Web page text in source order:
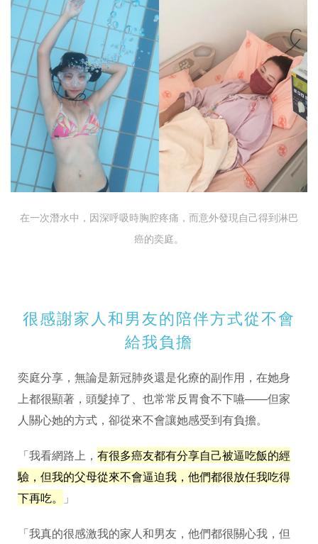
在一次潛水中，因深呼吸時胸腔疼痛，而意外發現自己得到淋巴
癌的奕庭。
很感謝家人和男友的陪伴方式從不會
給我負擔
奕庭分享，無論是新冠肺炎還是化療的副作用，在她身
上都很顯著，頭髮掉了、也常常反胃食不下嚥——但家
人關心她的方式，卻從來不會讓她感受到有負擔。
「我看網路上， 有很多癌友都有分享自己被逼吃飯的經
驗，但我的父母從來不會逼迫我，他們都很放任我吃得
下再吃。
」
「我真的很感激我的家人和男友，他們都很關心我，但